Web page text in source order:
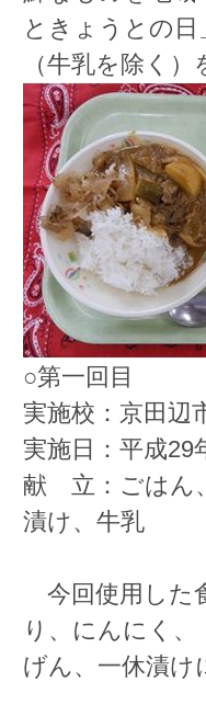
ときょうとの
（牛乳を除く
○第一回目
実施校：京田辺
実施日：平成29
献 立：ごはん
漬け、牛乳
今回使用した
り、にんにく
げん、一休漬け